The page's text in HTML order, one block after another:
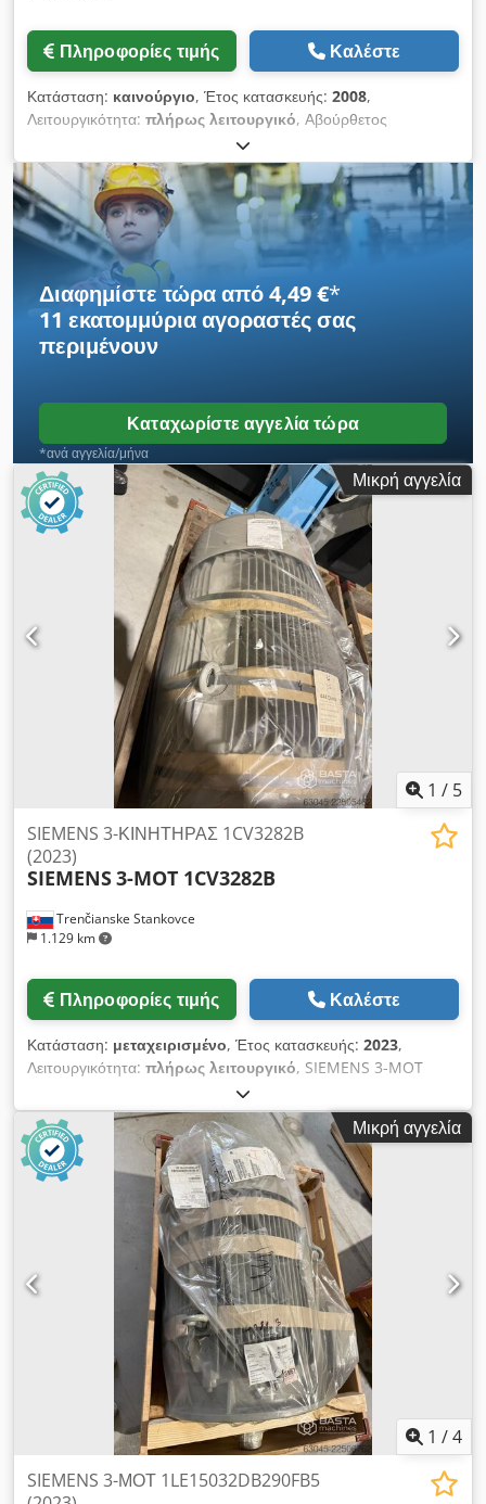
Πληροφορίες τιμής Καλέστε
Κατάσταση: καινούργιο, Έτος κατασκευής: 2008,
Λειτουργικότητα: πλήρως λειτουργικό, Αβούρθετος
σερβοκινητήρας της σειράς MOOG G400-1002 Τύπος:
CA58814063EP3, χωρίς φρένο Μοντέλο: G445-1002 Ισχύς:
14,3 kW Ονομαστική ταχύτητα: 3000 στροφές/λεπτό Crodpfjzr
E Dvjx Ac Def Μέγιστη ταχύτητα: 3690 στροφές/λεπτό Ροπή:
60,3 Nm Ρεύμα: 34,3 A Τάση: 600 V Βαθμός προστασίας: IP65
Έτος κατασκευής: 08/2008
Διαφημίστε τώρα από 4,49 €*
11 εκατομμύρια αγοραστέςσας
περιμένουν
Καταχωρίστε αγγελία τώρα
*ανά αγγελία/μήνα
Μικρή αγγελία
1 / 5
Trenčianske Stankovce
1.129 km
SIEMENS 3-ΚΙΝΗΤΗΡΑΣ 1CV3282B
(2023)
SIEMENS3-MOT 1CV3282B
Πληροφορίες τιμής Καλέστε
Κατάσταση: μεταχειρισμένο, Έτος κατασκευής: 2023,
Λειτουργικότητα: πλήρως λειτουργικό, SIEMENS 3-MOT
1CV3282B (2023) Το Siemens 1CV3282B είναι ένας
βιομηχανικός τριφασικός ασύγχρονος κινητήρας από τη σειρά
SIMOTICS SD (βαρέως τύπου), με περίβλημα από χυτοσίδηρο.
Έχει σχεδιαστεί για απαιτητικές συνθήκες λειτουργίας. [1]
Csdpfxozr H U Ao Ac Djrf Τα βασικά τεχνικά του
χαρακτηριστικά είναι τα εξής: • Ισχύς: 90 kW στα 50 Hz (125
ίπποι στα 60 Hz) • Ταχύτητα: 4 πόλοι (περίπου 1485 στροφές/
λεπτό στα 50 Hz) • Μέγεθος: 280 M • Απόδοση: Κατηγορία IE3
(υψηλή απόδοση) • Βαθμός προστασίας: IP55 (προστασία από
σκόνη και ψεκασμό νερού) • Τύπος κατασκευής: IMB3 (βάση) •
Βάρος: περίπου 670 kg Το 1LE1503-2DB29-0FB5-Z είναι ο
ακριβής κωδικός παραγγελίας (κωδικός MLFB) για τον
ηλεκτροκινητήρα από χυτοσίδηρο της σειράς SIMOTICS SD της
Siemens (Innomotics).
Μικρή αγγελία
1 /4
SIEMENS 3-ΜΟΤ 1LE15032DB290FB5